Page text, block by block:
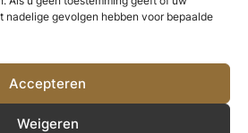
nadelige gevolgen hebben voor bepaalde
Accepteren
Weigeren
Alles wat we
wordt een deel
ons.